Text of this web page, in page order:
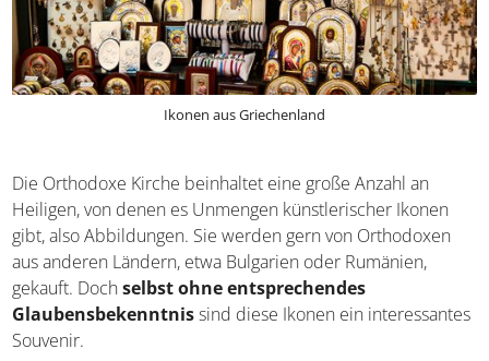
Die Orthodoxe Kirche beinhaltet eine große Anzahl an
Heiligen, von denen es Unmengen künstlerischer Ikonen
gibt, also Abbildungen. Sie werden gern von Orthodoxen
aus anderen Ländern, etwa Bulgarien oder Rumänien,
gekauft. Dochselbst ohne entsprechendes
Glaubensbekenntnis